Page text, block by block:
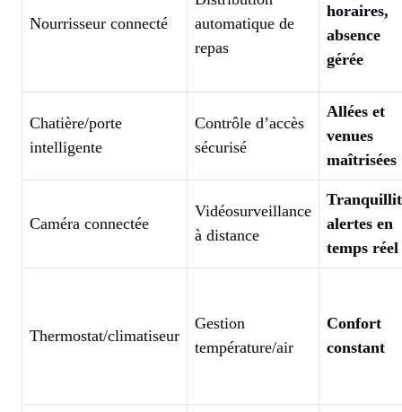
Nourrisseur connecté
automatique de
repas
horaires,
absence
gérée
Chatière/porte
intelligente
Contrôle d’accès
sécurisé
Allées et
venues
maîtrisées
Caméra connectée
Vidéosurveillance
à distance
alertes en
temps réel
Thermostat/climatiseur
Gestion
température/air
Confort
constant